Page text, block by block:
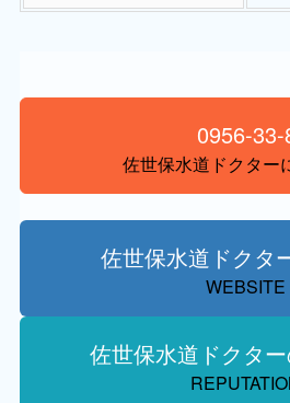
0956-
佐世保水道ドクター
佐世保水道ドクタ
WEBSITE
佐世保水道ドクタ